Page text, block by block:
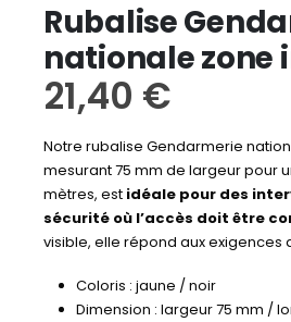
Rubalise
nationale zone
21,40 €
Notre rubalise Gendarmerie
mesurant 75 mm de largeur pour
mètres, est idéale pour des
sécurité où l’accès doit être
visible, elle répond aux exigences
Coloris : jaune / noir
Dimension : largeur 75 mm /